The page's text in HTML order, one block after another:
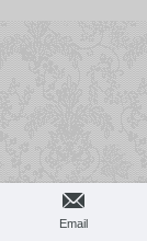
Email